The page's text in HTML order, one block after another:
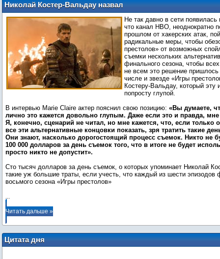
Николай Костер-Вальдау назвал
«глупым» план снять несколько
альтернативных концовок «ИгрыНе так давно в сети
что канал HBO, неоднократно
прошлом от хакерских атак,
радикальные меры, чтобы
престолов» от возможных
съемки нескольких
финального сезона, чтобы
не всем это решение пришлось
числе и звезде «Игры
Костеру-Вальдау, который эту
попросту глупой.
В интервью Marie Claire актер пояснил свою позицию: «Вы думаете,
лично это кажется довольно глупым. Даже если это и правда, мне
Я, конечно, сценарий не читал, но мне кажется, что, если только
все эти альтернативные концовки показать, зря тратить такие
Они знают, насколько дорогостоящий процесс съемок. Никто не
100 000 долларов за день съемок того, что в итоге не будет
просто никто не допустит».
Сто тысяч долларов за день съемок, о которых упоминает Николай
такие уж большие траты, если учесть, что каждый из шести эпизодов
восьмого сезона «Игры престолов»
Читать дальше »
Цитата дня